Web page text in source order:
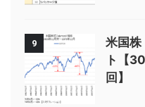
9
米国
ト【
回】